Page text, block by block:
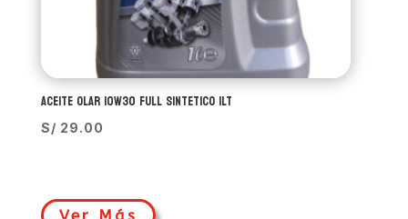
ACEITE OLAR 10W30 FULL SINTETICO 1LT
S/ 29.00